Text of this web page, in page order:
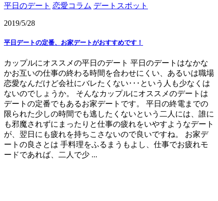
平日のデート 恋愛コラム デートスポット
2019/5/28
平日デートの定番、お家デートがおすすめです！
カップルにオススメの平日のデート 平日のデートはなかな
かお互いの仕事の終わる時間を合わせにくい、あるいは職場
恋愛なんだけど会社にバレたくない･･･という人も少なくは
ないのでしょうか。 そんなカップルにオススメのデートは
デートの定番でもあるお家デートです。 平日の終電までの
限られた少しの時間でも逃したくないという二人には、誰に
も邪魔されずにまったりと仕事の疲れをいやすようなデート
が、翌日にも疲れを持ちこさないので良いですね。 お家デ
ートの良さとは 手料理をふるまうもよし、仕事でお疲れモ
ードであれば、二人で少 ...